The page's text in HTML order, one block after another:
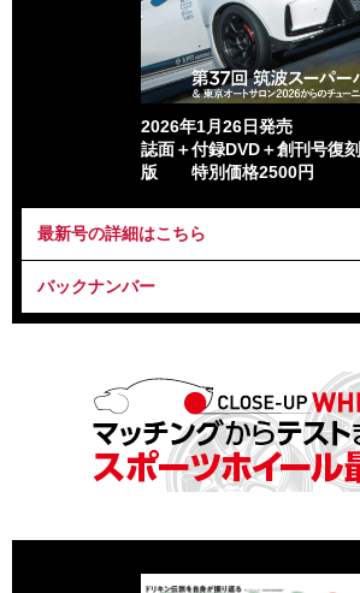
2026年1月26日発売
誌面＋付録DVD＋創刊号復刻
版 特別価格2500円
最新号の詳細はこちら
バックナンバー